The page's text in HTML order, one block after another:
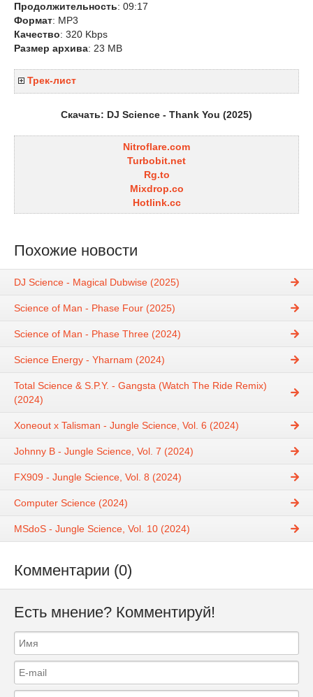
Продолжительность: 09:17
Формат: MP3
Качество: 320 Kbps
Размер архива: 23 MB
Трек-лист
Скачать: DJ Science - Thank You (2025)
Nitroflare.com
Turbobit.net
Rg.to
Mixdrop.co
Hotlink.cc
Похожие новости
DJ Science - Magical Dubwise (2025)
Science of Man - Phase Four (2025)
Science of Man - Phase Three (2024)
Science Energy - Yharnam (2024)
Total Science & S.P.Y. - Gangsta (Watch The Ride Remix)
(2024)
Xoneout x Talisman - Jungle Science, Vol. 6 (2024)
Johnny B - Jungle Science, Vol. 7 (2024)
FX909 - Jungle Science, Vol. 8 (2024)
Computer Science (2024)
MSdoS - Jungle Science, Vol. 10 (2024)
Комментарии (0)
Есть мнение? Комментируй!